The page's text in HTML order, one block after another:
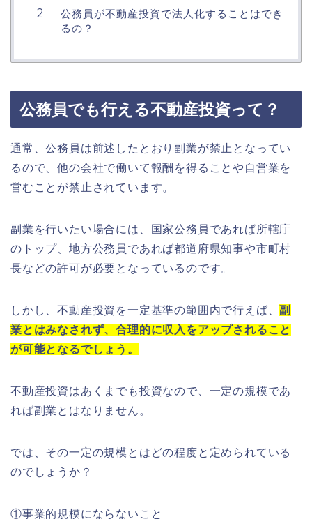
公務員が不動産投資で法人化することはでき
るの？
公務員でも行える不動産投資って？
通常、公務員は前述したとおり副業が禁止となってい
るので、他の会社で働いて報酬を得ることや自営業を
営むことが禁止されています。
副業を行いたい場合には、国家公務員であれば所轄庁
のトップ、地方公務員であれば都道府県知事や市町村
長などの許可が必要となっているのです。
しかし、不動産投資を一定基準の範囲内で行えば、副
業とはみなされず、合理的に収入をアップされること
が可能となるでしょう。
不動産投資はあくまでも投資なので、一定の規模であ
れば副業とはなりません。
では、その一定の規模とはどの程度と定められている
のでしょうか？
①事業的規模にならないこと